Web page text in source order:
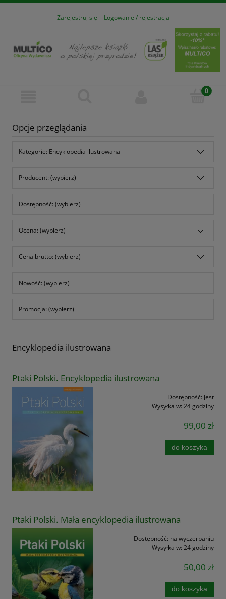
Zarejestruj się Logowanie / rejestracja
Opcje przeglądania
Kategorie: Encyklopedia ilustrowana
Producent: (wybierz)
Dostępność: (wybierz)
Ocena: (wybierz)
Cena brutto: (wybierz)
Nowość: (wybierz)
Promocja: (wybierz)
Encyklopedia ilustrowana
Ptaki Polski. Encyklopedia ilustrowana
Dostępność: Jest
Wysyłka w: 24 godziny
99,00 zł
do koszyka
Ptaki Polski. Mała encyklopedia ilustrowana
Dostępność: na wyczerpaniu
Wysyłka w: 24 godziny
50,00 zł
do koszyka